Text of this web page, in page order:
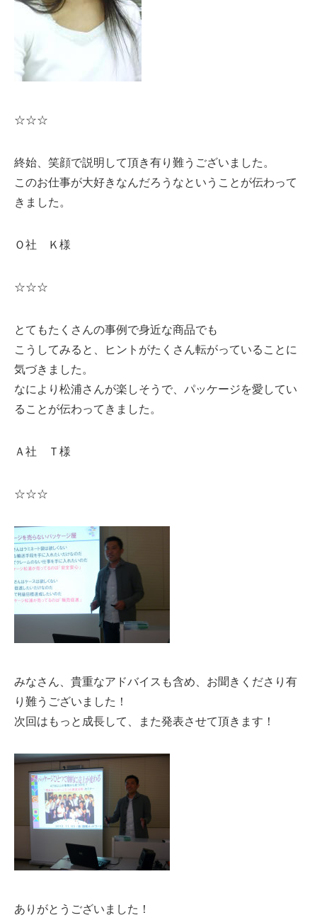
☆☆☆
終始、笑顔で説明して頂き有り難うございました。
このお仕事が大好きなんだろうなということが伝わって
きました。
Ｏ社 Ｋ様
☆☆☆
とてもたくさんの事例で身近な商品でも
こうしてみると、ヒントがたくさん転がっていることに
気づきました。
なにより松浦さんが楽しそうで、パッケージを愛してい
ることが伝わってきました。
Ａ社 Ｔ様
☆☆☆
みなさん、貴重なアドバイスも含め、お聞きくださり有
り難うございました！
次回はもっと成長して、また発表させて頂きます！
ありがとうございました！